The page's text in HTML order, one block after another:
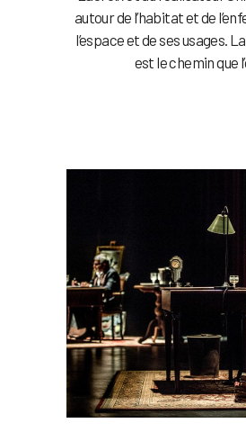
autour de l’habitat et de
l’espace et de ses usages.
est le chemin que